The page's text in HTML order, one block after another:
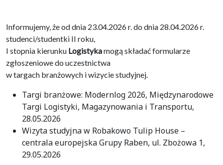
Informujemy, że od dnia 23.04.2026 r. do dnia 28.04.2026 r.
studenci/studentki II roku,
I stopnia kierunku Logistykamogą składać formularze
zgłoszeniowe do uczestnictwa
w targach branżowych i wizycie studyjnej.
Targi branżowe: Modernlog 2026, Międzynarodowe
Targi Logistyki, Magazynowania i Transportu,
28.05.2026
Wizyta studyjna w Robakowo Tulip House –
centrala europejska Grupy Raben, ul. Zbożowa 1,
29.05.2026